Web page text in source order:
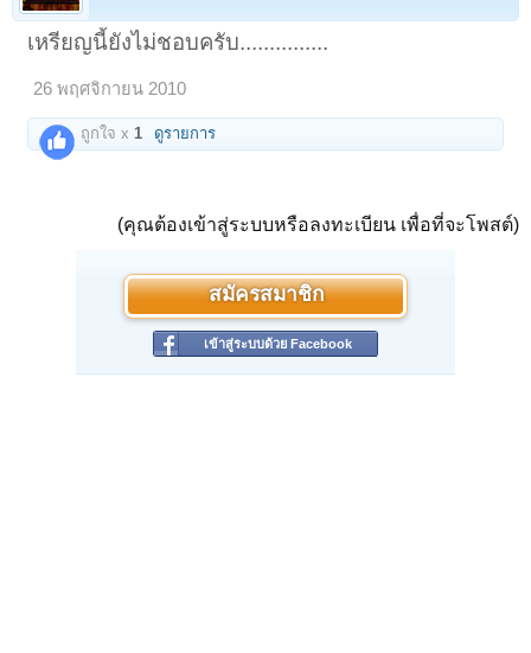
เหรียญนี้ยังไม่ชอบครับ...............
26 พฤศจิกายน 2010
ถูกใจ x 1 ดูรายการ
(คุณต้องเข้าสู่ระบบหรือลงทะเบียน เพื่อที่จะโพสต์)
สมัครสมาชิก
เข้าสู่ระบบด้วย Facebook